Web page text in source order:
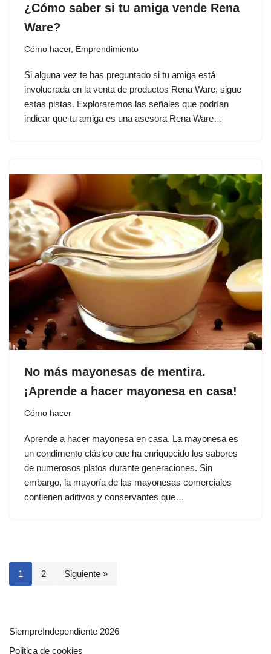
¿Cómo saber si tu amiga vende Rena
Ware?
Cómo hacer, Emprendimiento
Si alguna vez te has preguntado si tu amiga está
involucrada en la venta de productos Rena Ware, sigue
estas pistas. Exploraremos las señales que podrían
indicar que tu amiga es una asesora Rena Ware…
No más mayonesas de mentira.
¡Aprende a hacer mayonesa en casa!
Cómo hacer
Aprende a hacer mayonesa en casa. La mayonesa es
un condimento clásico que ha enriquecido los sabores
de numerosos platos durante generaciones. Sin
embargo, la mayoría de las mayonesas comerciales
contienen aditivos y conservantes que…
1 2 Siguiente »
SiempreIndependiente 2026
Politica de cookies